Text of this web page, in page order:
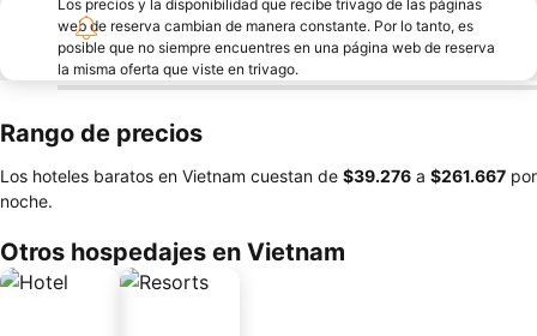
Los precios y la disponibilidad que recibe trivago de las páginas
web de reserva cambian de manera constante. Por lo tanto, es
posible que no siempre encuentres en una página web de reserva
la misma oferta que viste en trivago.
Rango de precios
Los hoteles baratos en Vietnam cuestan de ‎$39.276 a ‎$261.667 por
noche.
Otros hospedajes en Vietnam